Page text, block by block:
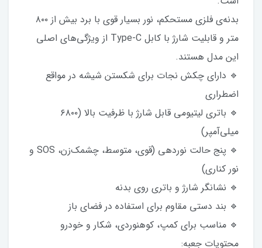
بدنه‌ی فلزی مستحکم، نور بسیار قوی با برد بیش از ۸۰۰
متر و قابلیت شارژ با کابل Type-C از ویژگی‌های اصلی
این مدل هستند.
🔹 دارای چکش نجات برای شکستن شیشه در مواقع
اضطراری
🔹 باتری لیتیومی قابل شارژ با ظرفیت بالا (۶۸۰۰
میلی‌آمپر)
🔹 پنج حالت نوردهی (قوی، متوسط، چشمک‌زن، SOS و
نور کناری)
🔹 نشانگر شارژ و باتری روی بدنه
🔹 بند دستی مقاوم برای استفاده در فضای باز
🔹 مناسب برای کمپ، کوهنوردی، شکار و خودرو
محتویات جعبه: